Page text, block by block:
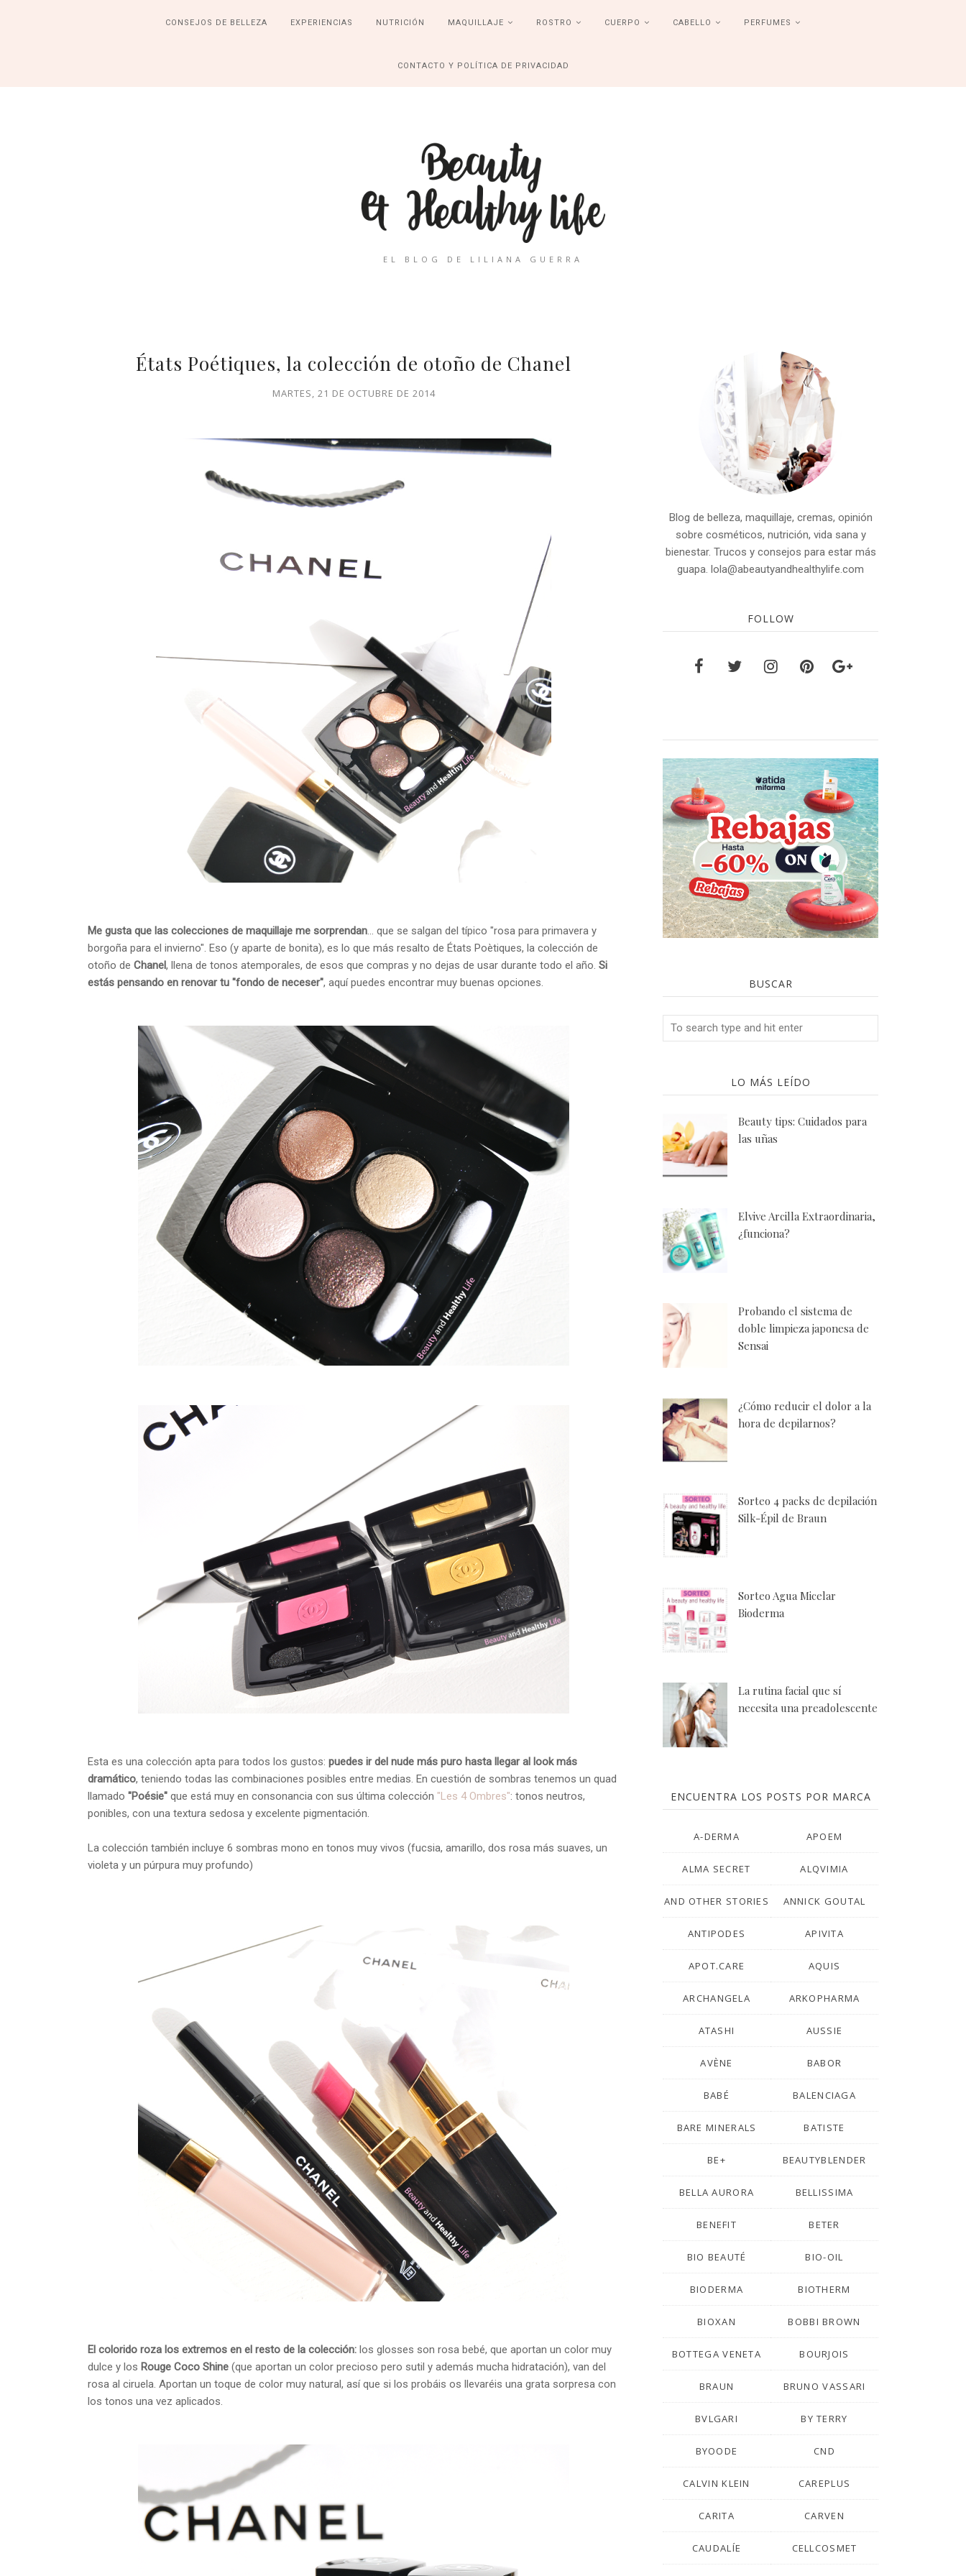
CONSEJOS DE BELLEZA EXPERIENCIAS NUTRICIÓN MAQUILLAJE ROSTRO CUERPO CABELLO PERFUMES
CONTACTO Y POLÍTICA DE PRIVACIDAD
EL BLOG DE LILIANA GUERRA
États Poétiques, la colección de otoño de Chanel
MARTES, 21 DE OCTUBRE DE 2014
Me gusta que las colecciones de maquillaje me sorprendan... que se salgan del típico "rosa para primavera y
borgoña para el invierno". Eso (y aparte de bonita), es lo que más resalto de États Poètiques, la colección de
otoño de Chanel, llena de tonos atemporales, de esos que compras y no dejas de usar durante todo el año. Si
estás pensando en renovar tu "fondo de neceser", aquí puedes encontrar muy buenas opciones.
Esta es una colección apta para todos los gustos: puedes ir del nude más puro hasta llegar al look más
dramático, teniendo todas las combinaciones posibles entre medias. En cuestión de sombras tenemos un quad
llamado "Poésie" que está muy en consonancia con sus última colección "Les 4 Ombres": tonos neutros,
ponibles, con una textura sedosa y excelente pigmentación.
La colección también incluye 6 sombras mono en tonos muy vivos (fucsia, amarillo, dos rosa más suaves, un
violeta y un púrpura muy profundo)
El colorido roza los extremos en el resto de la colección: los glosses son rosa bebé, que aportan un color muy
dulce y los Rouge Coco Shine (que aportan un color precioso pero sutil y además mucha hidratación), van del
rosa al ciruela. Aportan un toque de color muy natural, así que si los probáis os llevaréis una grata sorpresa con
los tonos una vez aplicados.
Blog de belleza, maquillaje, cremas, opinión
sobre cosméticos, nutrición, vida sana y
bienestar. Trucos y consejos para estar más
guapa. lola@abeautyandhealthylife.com
FOLLOW
BUSCAR
LO MÁS LEÍDO
Beauty tips: Cuidados para
las uñas
Elvive Arcilla Extraordinaria,
¿funciona?
Probando el sistema de
doble limpieza japonesa de
Sensai
¿Cómo reducir el dolor a la
hora de depilarnos?
Sorteo 4 packs de depilación
Silk-Épil de Braun
Sorteo Agua Micelar
Bioderma
La rutina facial que sí
necesita una preadolescente
ENCUENTRA LOS POSTS POR MARCA
A-DERMA APOEM
ALMA SECRET ALQVIMIA
AND OTHER STORIES ANNICK GOUTAL
ANTIPODES APIVITA
APOT.CARE AQUIS
ARCHANGELA ARKOPHARMA
ATASHI AUSSIE
AVÈNE BABOR
BABÉ BALENCIAGA
BARE MINERALS BATISTE
BE+ BEAUTYBLENDER
BELLA AURORA BELLISSIMA
BENEFIT BETER
BIO BEAUTÉ BIO-OIL
BIODERMA BIOTHERM
BIOXAN BOBBI BROWN
BOTTEGA VENETA BOURJOIS
BRAUN BRUNO VASSARI
BVLGARI BY TERRY
BYOODE CND
CALVIN KLEIN CAREPLUS
CARITA CARVEN
CAUDALÍE CELLCOSMET